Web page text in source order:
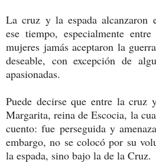
La cruz y la espada alcanzaron
ese tiempo, especialmente
mujeres jamás aceptaron la
deseable, con excepción de
apasionadas.
Puede decirse que entre la cruz
Margarita, reina de Escocia, la
cuento: fue perseguida y
embargo, no se colocó por su
la espada, sino bajo la de la Cruz.